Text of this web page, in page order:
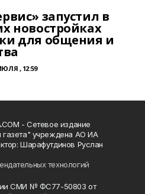
запустил в
новостройках
для общения и
, 12:59
- Сетевое издание
газета" учреждена АО ИА
Шарафутдинов Руслан
технологий
СМИ № ФС77-50803 от